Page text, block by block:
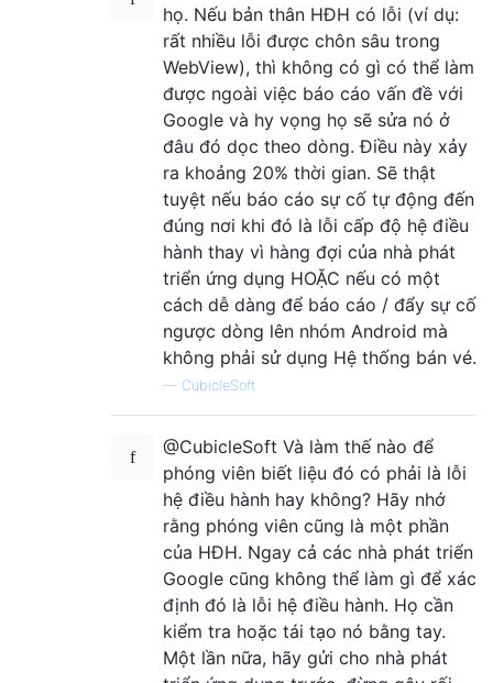
họ. Nếu bản thân HĐH có lỗi (ví dụ:
rất nhiều lỗi được chôn sâu trong
WebView), thì không có gì có thể làm
được ngoài việc báo cáo vấn đề với
Google và hy vọng họ sẽ sửa nó ở
đâu đó dọc theo dòng. Điều này xảy
ra khoảng 20% ​​thời gian. Sẽ thật
tuyệt nếu báo cáo sự cố tự động đến
đúng nơi khi đó là lỗi cấp độ hệ điều
hành thay vì hàng đợi của nhà phát
triển ứng dụng HOẶC nếu có một
cách dễ dàng để báo cáo / đẩy sự cố
ngược dòng lên nhóm Android mà
không phải sử dụng Hệ thống bán vé.
— CubicleSoft
@CubicleSoft Và làm thế nào để
phóng viên biết liệu đó có phải là lỗi
hệ điều hành hay không? Hãy nhớ
rằng phóng viên cũng là một phần
của HĐH. Ngay cả các nhà phát triển
Google cũng không thể làm gì để xác
định đó là lỗi hệ điều hành. Họ cần
kiểm tra hoặc tái tạo nó bằng tay.
Một lần nữa, hãy gửi cho nhà phát